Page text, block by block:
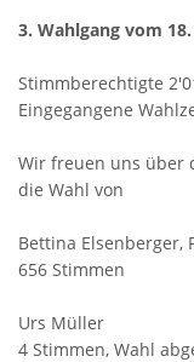
3. Wahlgang vom
Stimmberechtigte
Eingegangene
Wir freuen uns über
die Wahl von
Bettina Elsenberger,
656 Stimmen
Urs Müller
4 Stimmen, Wahl